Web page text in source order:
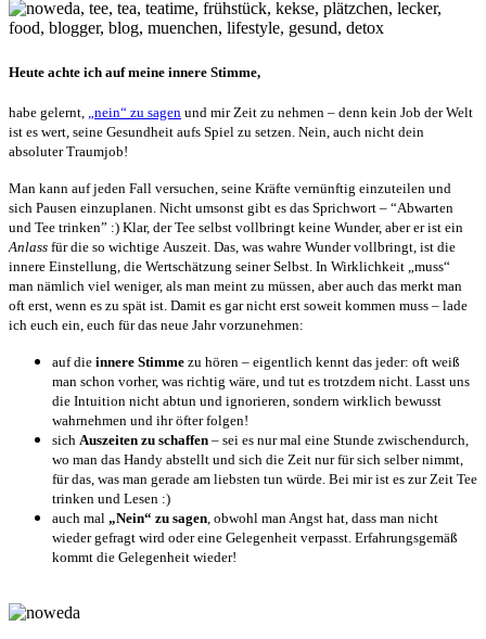
Heute achte ich auf meine innere Stimme,
habe gelernt, „nein“ zu sagen und mir Zeit zu nehmen – denn kein Job der Welt
ist es wert, seine Gesundheit aufs Spiel zu setzen. Nein, auch nicht dein
absoluter Traumjob!
Man kann auf jeden Fall versuchen, seine Kräfte vernünftig einzuteilen und
sich Pausen einzuplanen. Nicht umsonst gibt es das Sprichwort – “Abwarten
und Tee trinken” :) Klar, der Tee selbst vollbringt keine Wunder, aber er ist ein
Anlass für die so wichtige Auszeit. Das, was wahre Wunder vollbringt, ist die
innere Einstellung, die Wertschätzung seiner Selbst. In Wirklichkeit „muss“
man nämlich viel weniger, als man meint zu müssen, aber auch das merkt man
oft erst, wenn es zu spät ist. Damit es gar nicht erst soweit kommen muss – lade
ich euch ein, euch für das neue Jahr vorzunehmen:
auf die innere Stimme zu hören – eigentlich kennt das jeder: oft weiß
man schon vorher, was richtig wäre, und tut es trotzdem nicht. Lasst uns
die Intuition nicht abtun und ignorieren, sondern wirklich bewusst
wahrnehmen und ihr öfter folgen!
sich Auszeiten zu schaffen – sei es nur mal eine Stunde zwischendurch,
wo man das Handy abstellt und sich die Zeit nur für sich selber nimmt,
für das, was man gerade am liebsten tun würde. Bei mir ist es zur Zeit Tee
trinken und Lesen :)
auch mal „Nein“ zu sagen, obwohl man Angst hat, dass man nicht
wieder gefragt wird oder eine Gelegenheit verpasst. Erfahrungsgemäß
kommt die Gelegenheit wieder!